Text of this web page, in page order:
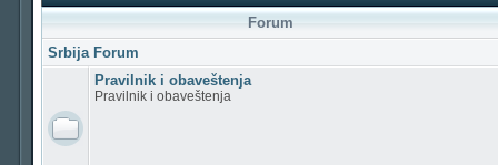
Forum
Srbija Forum
Pravilnik i obaveštenja
Pravilnik i obaveštenja